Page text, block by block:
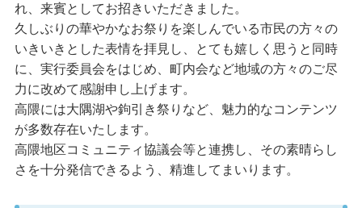
れ、来賓としてお招きいただきました。
久しぶりの華やかなお祭りを楽しんでいる市民の方々の
いきいきとした表情を拝見し、とても嬉しく思うと同時
に、実行委員会をはじめ、町内会など地域の方々のご尽
力に改めて感謝申し上げます。
高隈には大隅湖や鉤引き祭りなど、魅力的なコンテンツ
が多数存在いたします。
高隈地区コミュニティ協議会等と連携し、その素晴らし
さを十分発信できるよう、精進してまいります。